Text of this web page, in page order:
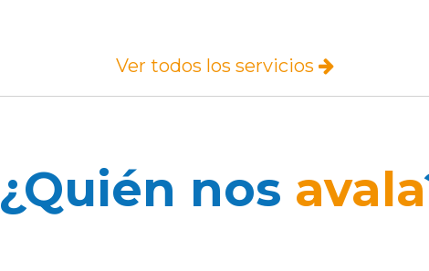
Ver todos los servicios
¿Quién nos avala